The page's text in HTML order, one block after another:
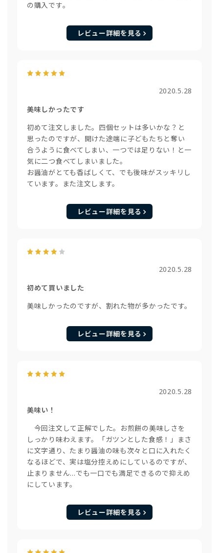
の購入です。
レビュー詳細を見る
2020.5.28
美味しかったです
初めて注文しました。四個セットは多いかな？と
思ったのですが、開けた途端に子どもたちと奪い
合うように食べてしまい、一つでは足りない！と一
気に二つ食べてしまいました。
お醤油がとても香ばしくて、でも後味がスッキリし
ています。また注文します。
レビュー詳細を見る
2020.5.28
初めて買いました
美味しかったのですが、割れた物が多かったです。
レビュー詳細を見る
2020.5.28
美味い！
今回注文して正解でした。お煎餅の美味しさを
しっかり味わえます。「ガツンとした食感！」まさ
に文字通り、たまり醤油の味も次々と口に入れたく
なるほどで、実は塩分控えめにしているのですが、
止まりません…でも一口でも満足できるので抑えめ
にしています。
レビュー詳細を見る